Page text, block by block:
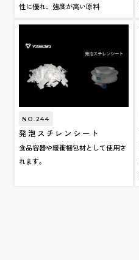
性に優れ、強度が高い原料
NO.244
発泡スチレンシート
食品容器や緩衝梱包材として使用さ
れます。